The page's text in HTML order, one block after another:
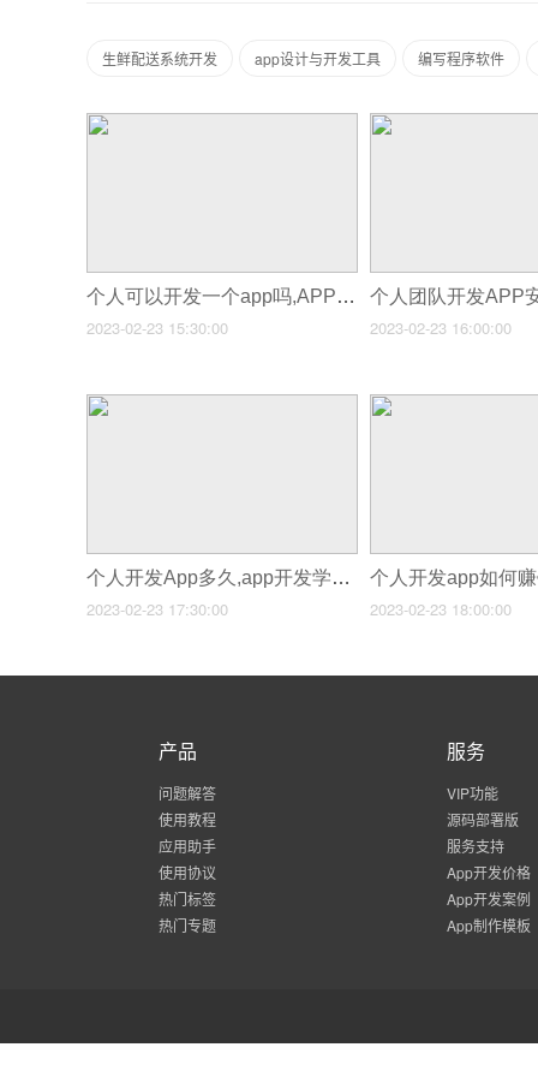
生鲜配送系统开发 app设计与开发工具 编写程序软件
个人可以开发一个app吗,APP可以个人开发吗
2023-02-23 15:30:00 2023-02-23 16:00:00
个人开发App多久,app开发学习要多久
2023-02-23 17:30:00 2023-02-23 18:00:00
产品
问题解答
使用教程
应用助手
使用协议
热门标签
热门专题
服务
VIP功能
源码部署版
服务支持
App开发价格
App开发案例
App制作模板